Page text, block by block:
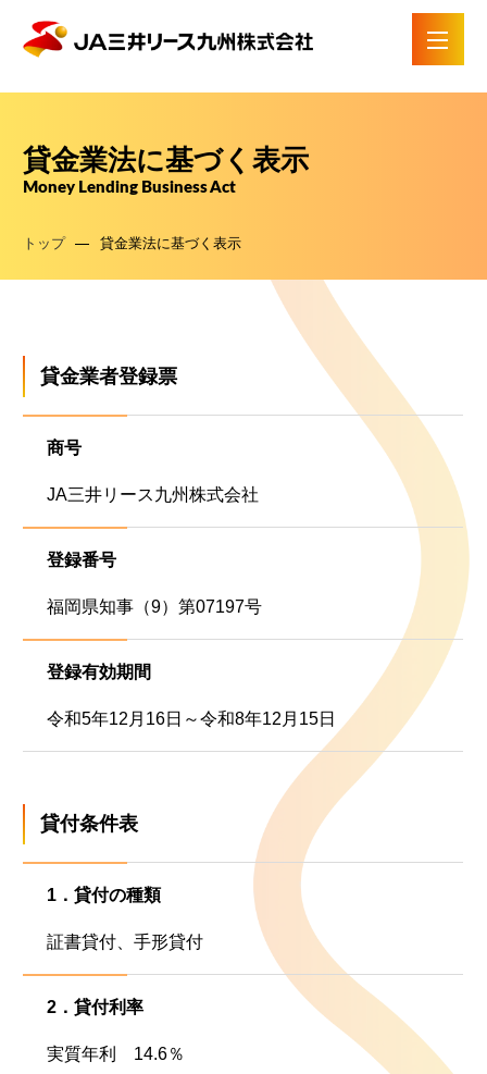
私たちについて
サービス・ソリューション
採用情報
各種届出用紙
お問い合わせ
お知らせ
サイトポリシー
ご意見・苦情等について
反社会的勢力との取引排除について
金融商品勧誘方針
金融商品取引法に基づく表示
貸金業法に基づく表示
古物営業法に基づく表示
サイトマップ
貸金業法に基づく表示
Money Lending Business Act
トップ 貸金業法に基づく表示
貸金業者登録票
商号
JA三井リース九州株式会社
登録番号
福岡県知事（9）第07197号
登録有効期間
令和5年12月16日～令和8年12月15日
貸付条件表
1．貸付の種類
証書貸付、手形貸付
2．貸付利率
実質年利 14.6％